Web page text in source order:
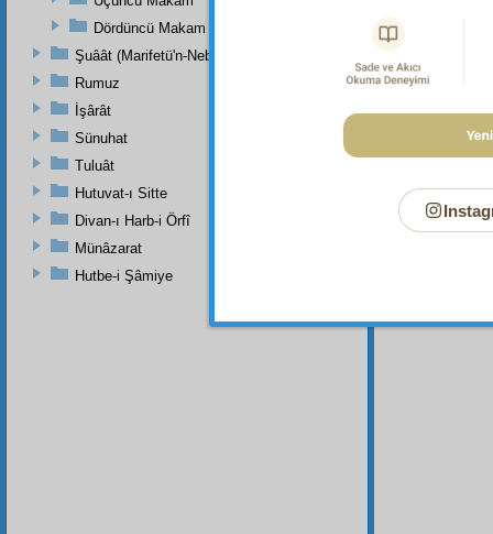
Dördüncü Makam
Şuâât (Marifetü'n-Nebi)
Rumuz
İşârât
Sünuhat
Tuluât
Hutuvat-ı Sitte
Divan-ı Harb-i Örfî
Münâzarat
Hutbe-i Şâmiye